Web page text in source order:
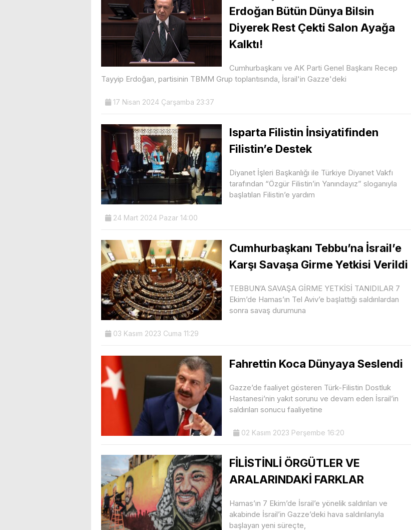
Erdoğan Bütün Dünya Bilsin
Diyerek Rest Çekti Salon Ayağa
Kalktı!
Cumhurbaşkanı ve AK Parti Genel Başkanı Recep
Tayyip Erdoğan, partisinin TBMM Grup toplantısında, İsrail'in Gazze'deki
17 Nisan 2024 Çarşamba 23:37
Isparta Filistin İnsiyatifinden
Filistin’e Destek
Diyanet İşleri Başkanlığı ile Türkiye Diyanet Vakfı
tarafından “Özgür Filistin’in Yanındayız” sloganıyla
başlatılan Filistin’e yardım
24 Mart 2024 Pazar 14:00
Cumhurbaşkanı Tebbu’na İsrail’e
Karşı Savaşa Girme Yetkisi Verildi
TEBBUN’A SAVAŞA GİRME YETKİSİ TANIDILAR 7
Ekim’de Hamas’ın Tel Aviv’e başlattığı saldırılardan
sonra savaş durumuna
03 Kasım 2023 Cuma 11:29
Fahrettin Koca Dünyaya Seslendi
Gazze’de faaliyet gösteren Türk-Filistin Dostluk
Hastanesi’nin yakıt sorunu ve devam eden İsrail’in
saldırıları sonucu faaliyetine
02 Kasım 2023 Perşembe 16:20
FİLİSTİNLİ ÖRGÜTLER VE
ARALARINDAKİ FARKLAR
Hamas’ın 7 Ekim’de İsrail’e yönelik saldırıları ve
akabinde İsrail’in Gazze’deki hava saldırılarıyla
başlayan yeni süreçte,